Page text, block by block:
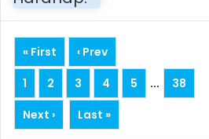
« First
‹ Prev
1
2 3 4 5 ...
38
Next ›
Last »